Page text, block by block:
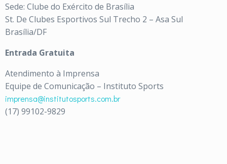
Sede: Clube do Exército de Brasília
St. De Clubes Esportivos Sul Trecho 2 – Asa Sul
Brasília/DF
Entrada Gratuita
Atendimento à Imprensa
Equipe de Comunicação – Instituto Sports
imprensa@institutosports.com.br
(17) 99102-9829